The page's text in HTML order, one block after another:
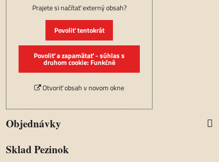
Prajete si načítať externý obsah?
Povoliť tentokrát
Povoliť a zapamätať - súhlas s
druhom cookie: Funkčné
Otvoriť obsah v novom okne
Objednávky
Sklad Pezinok